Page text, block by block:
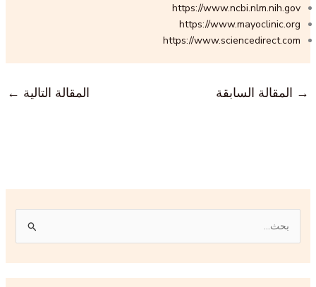
https://www.ncbi.nlm.nih.gov
https://www.mayoclinic.org
https://www.sciencedirect.com
→ المقالة السابقة المقالة التالية ←
ل
ب